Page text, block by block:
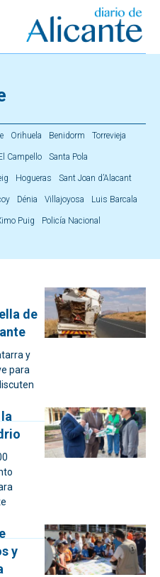
Orihuela Benidorm Torrevieja
Campello Santa Pola
Hogueras Sant Joan d’Alacant
Dénia Villajoyosa Luis Barcala
Puig Policía Nacional
de
y
para
y